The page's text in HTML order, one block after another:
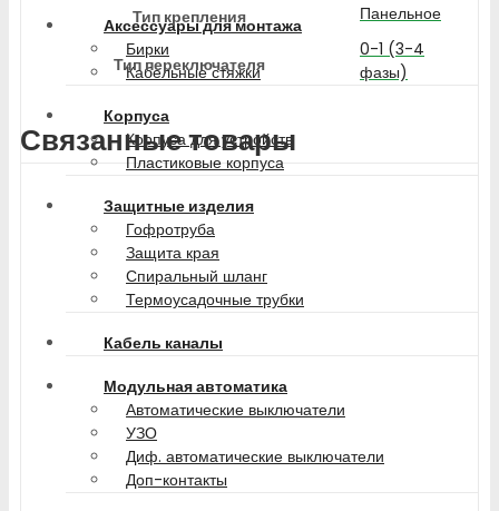
Аксессуары для монтажа
Бирки
Кабельные стяжки
Корпуса
Корпуса для устройств
Пластиковые корпуса
Защитные изделия
Гофротруба
Защита края
Спиральный шланг
Термоусадочные трубки
Кабель каналы
Модульная автоматика
Автоматические выключатели
УЗО
Диф. автоматические выключатели
Доп-контакты
Тип крепления
Панельное
Тип переключателя
0-1 (3-4
фазы)
Связанные товары